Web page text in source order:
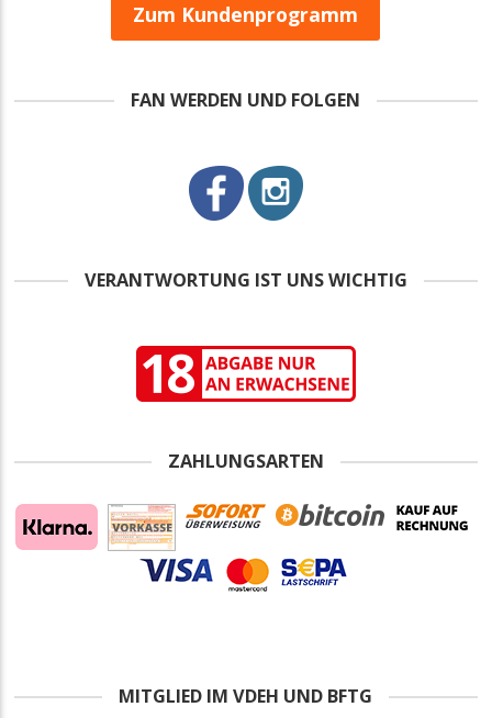
Zum Kundenprogramm
FAN WERDEN UND FOLGEN
VERANTWORTUNG IST UNS WICHTIG
ZAHLUNGSARTEN
MITGLIED IM VDEH UND BFTG